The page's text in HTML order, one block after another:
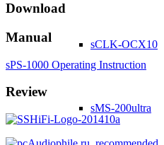
sCLK-OCX10
sMS-200ultra
Download
Manual
sPS-1000 Operating Instruction
Review